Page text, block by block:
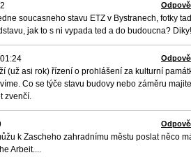
soucasneho stavu ETZ v Bystranech, fotky
jak to s ni vypada ted a do budoucna? Diky!
01:24
(už asi rok) řízení o prohlášení za kulturní
Co se týče stavu budovy nebo záměru
zvenčí.
k Zascheho zahradnímu městu poslat něco
Arbeit....